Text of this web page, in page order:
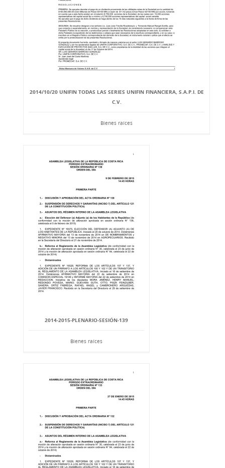
2014/10/20 UNIFIN TODAS LAS SERIES UNIFIN FINANCIERA, S.A.P.I. DE
C.V.
Bienes raíces
2014-2015-PLENARIO-SESIÓN-139
Bienes raíces